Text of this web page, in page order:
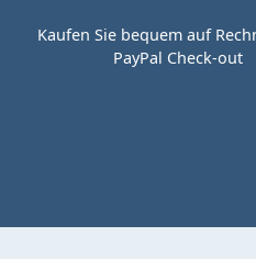
Kaufen Sie bequem auf
PayPal Check-out